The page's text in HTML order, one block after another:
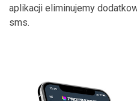
aplikacji eliminujemy
sms.